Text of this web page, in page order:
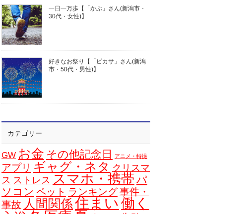
一日一万歩【「かぶ」さん(新潟市・
30代・女性)】
好きなお祭り【「ピカサ」さん(新潟
市・50代・男性)】
カテゴリー
GW お金 その他記念日 アニメ・特撮
アプリ ギャグ・ネタ クリスマ
ス ストレス スマホ・携帯 パ
ソコン ペット ランキング事件・
事故 人間関係住まい働く